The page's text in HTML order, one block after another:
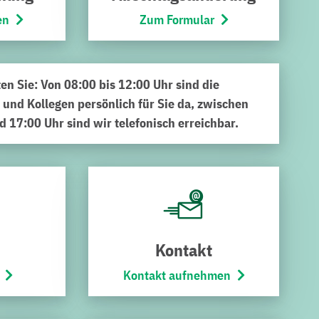
Datum:19. Mai 2026
verstärkt
des Passivrauchens
auch auf die Stadtwerke Bruchsal und ihre
SaSch!, Heidelsheim und
(ZOB) in der Prinz-Wilhelm-Straße.
Zum Formular
Sie: Von 08:00 bis 12:00 Uhr sind die
Kollegen persönlich für Sie da, zwischen
17:00 Uhr sind wir telefonisch erreichbar.
Kontakt
Kontakt aufnehmen